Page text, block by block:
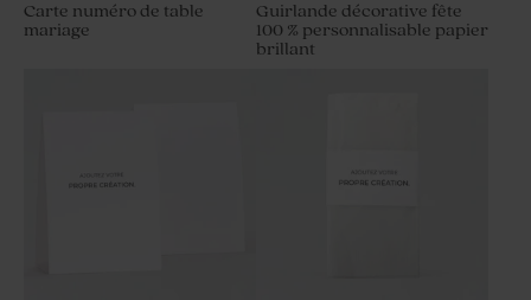
Carte numéro de table
mariage
Guirlande décorative fête
100 % personnalisable papier
brillant